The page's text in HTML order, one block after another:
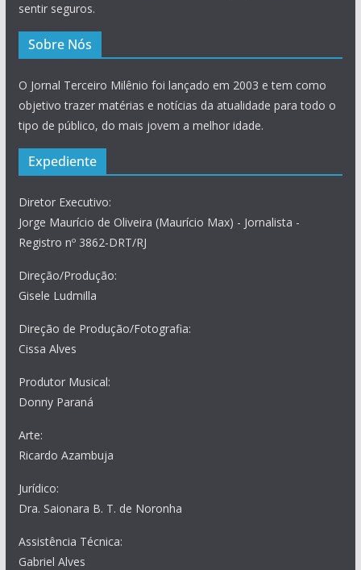
sentir seguros.
Sobre Nós
O Jornal Terceiro Milênio foi lançado em 2003 e tem como
objetivo trazer matérias e notícias da atualidade para todo o
tipo de público, do mais jovem a melhor idade.
Expediente
Diretor Executivo:
Jorge Maurício de Oliveira (Maurício Max) - Jornalista -
Registro nº 3862-DRT/RJ
Direção/Produção:
Gisele Ludmilla
Direção de Produção/Fotografia:
Cissa Alves
Produtor Musical:
Donny Paraná
Arte:
Ricardo Azambuja
Jurídico:
Dra. Saionara B. T. de Noronha
Assistência Técnica:
Gabriel Alves